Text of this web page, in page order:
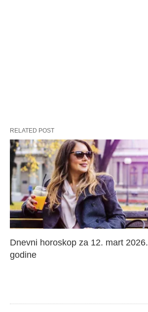
RELATED POST
Dnevni horoskop za 12. mart 2026.
godine